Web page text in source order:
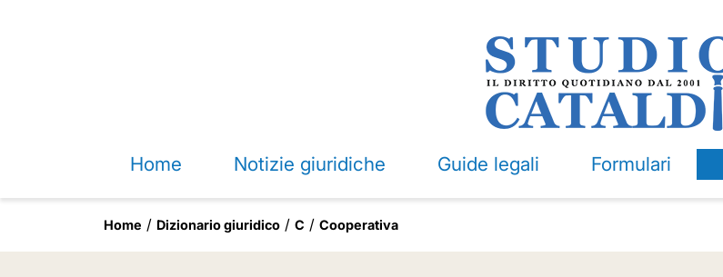
Home Notizie giuridiche Guide legali Formulari
Home Dizionario giuridico C Cooperativa